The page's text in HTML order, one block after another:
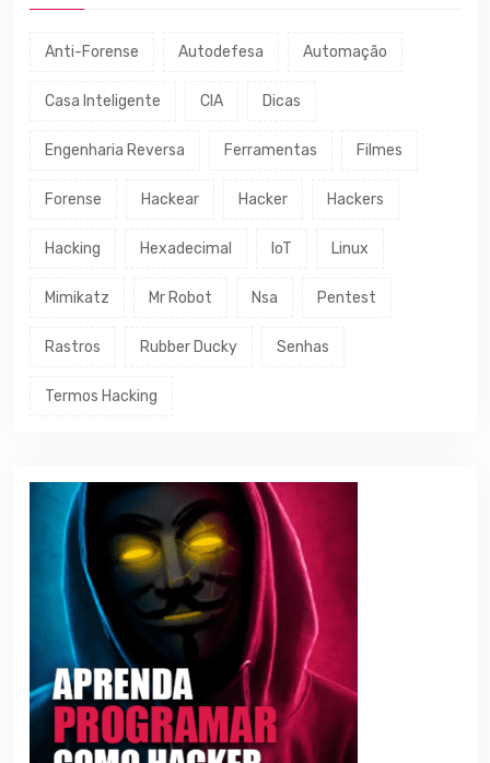
Anti-Forense Autodefesa Automação
Casa Inteligente CIA Dicas
Engenharia Reversa Ferramentas Filmes
Forense Hackear Hacker Hackers
Hacking Hexadecimal IoT Linux
Mimikatz Mr Robot Nsa Pentest
Rastros Rubber Ducky Senhas
Termos Hacking